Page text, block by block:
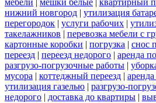
мебели | мешки белые | квартирный
нижний новгород | утилизация
перегородок | услуги рабочих |
такелажников | перевозка мебели с
картонные коробки | погрузка | снос
переезд | переезд недорого | аренда
разгрузо-погрузочные работы |
мусора | коттеджный переезд |
утилизация газелью | разгрузо-
недорого | доставка до квартиры |